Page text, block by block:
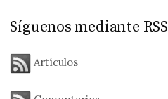
Síguenos mediante RSS
Artículos